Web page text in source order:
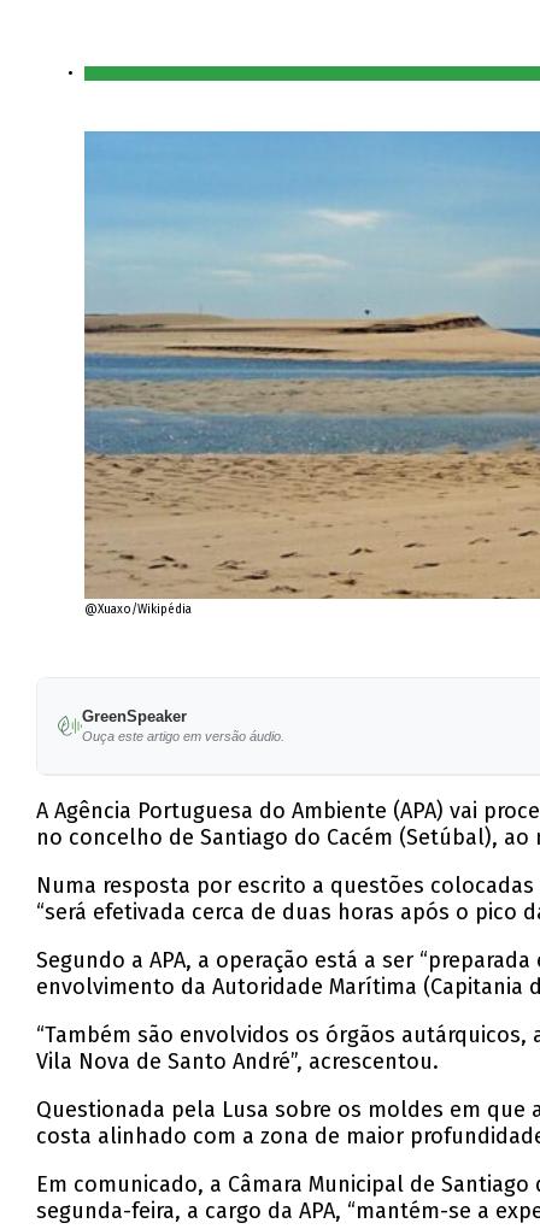
@Xuaxo/Wikipédia
GreenSpeaker
Ouça este artigo em versão áudio.
A Agência Portuguesa do Ambiente (APA) vai
no concelho de Santiago do Cacém (Setúbal),
Numa resposta por escrito a questões
“será efetivada cerca de duas horas após o pico
Segundo a APA, a operação está a ser
envolvimento da Autoridade Marítima (Capitania
“Também são envolvidos os órgãos
Vila Nova de Santo André”, acrescentou.
Questionada pela Lusa sobre os moldes em que
costa alinhado com a zona de maior
Em comunicado, a Câmara Municipal de
segunda-feira, a cargo da APA, “mantém-se a